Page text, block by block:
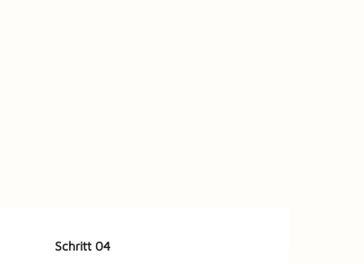
Schritt 04